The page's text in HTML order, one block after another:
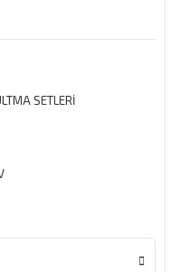
SETLERİ